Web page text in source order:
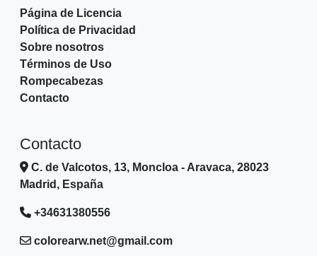
Página de Licencia
Política de Privacidad
Sobre nosotros
Términos de Uso
Rompecabezas
Contacto
Contacto
C. de Valcotos, 13, Moncloa - Aravaca, 28023
Madrid, España
+34631380556
colorearw.net@gmail.com